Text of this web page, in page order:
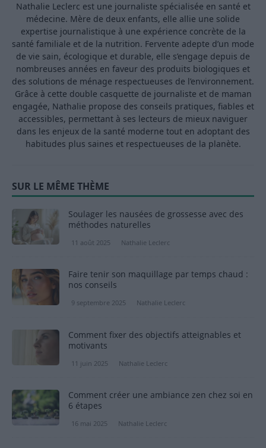
Nathalie Leclerc est une journaliste spécialisée en santé et
médecine. Mère de deux enfants, elle allie une solide
expertise journalistique à une expérience concrète de la
santé familiale et de la nutrition. Fervente adepte d’un mode
de vie sain, écologique et durable, elle s’engage depuis de
nombreuses années en faveur des produits biologiques et
des solutions de ménage respectueuses de l’environnement.
Grâce à cette double casquette de journaliste et de maman
engagée, Nathalie propose des conseils pratiques, fiables et
accessibles, permettant à ses lecteurs de mieux naviguer
dans les enjeux de la santé moderne tout en adoptant des
habitudes plus saines et respectueuses de la planète.
SUR LE MÊME THÈME
Soulager les nausées de grossesse avec des
méthodes naturelles
11 août 2025 Nathalie Leclerc
Faire tenir son maquillage par temps chaud :
nos conseils
9 septembre 2025 Nathalie Leclerc
Comment fixer des objectifs atteignables et
motivants
11 juin 2025 Nathalie Leclerc
Comment créer une ambiance zen chez soi en
6 étapes
16 mai 2025 Nathalie Leclerc